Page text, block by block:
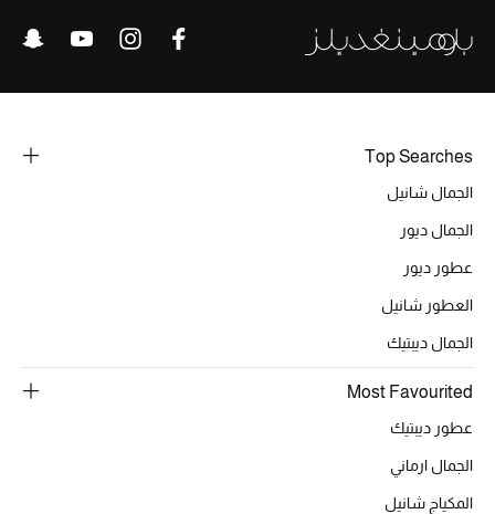
المجوهرات
نسوقوا أحدث ما وصلنا
عرض جميع المنتجات
Top Searches
الجمال شانيل
الجمال ديور
عطور ديور
العطور شانيل
الجمال ديبتيك
Most Favourited
عطور ديبتيك
الجمال ارماني
المكياج شانيل